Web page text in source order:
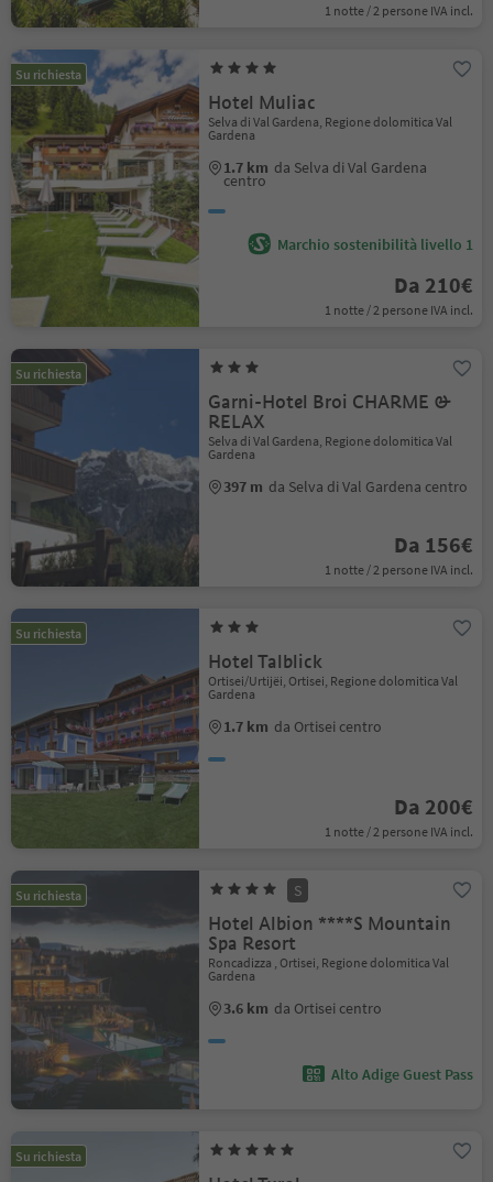
1 notte / 2 persone IVA incl.
Su richiesta
Hotel Muliac
Selva di Val Gardena, Regione dolomitica Val
Gardena
1.7 km da Selva di Val Gardena
centro
Marchio sostenibilità livello 1
Da 210€
1 notte / 2 persone IVA incl.
Su richiesta
Garni-Hotel Broi CHARME &
RELAX
Selva di Val Gardena, Regione dolomitica Val
Gardena
397 m da Selva di Val Gardena centro
Da 156€
1 notte / 2 persone IVA incl.
Su richiesta
Hotel Talblick
Ortisei/Urtijëi, Ortisei, Regione dolomitica Val
Gardena
1.7 km da Ortisei centro
Da 200€
1 notte / 2 persone IVA incl.
Su richiesta S
Hotel Albion ****S Mountain
Spa Resort
Roncadizza , Ortisei, Regione dolomitica Val
Gardena
3.6 km da Ortisei centro
Alto Adige Guest Pass
Su richiesta